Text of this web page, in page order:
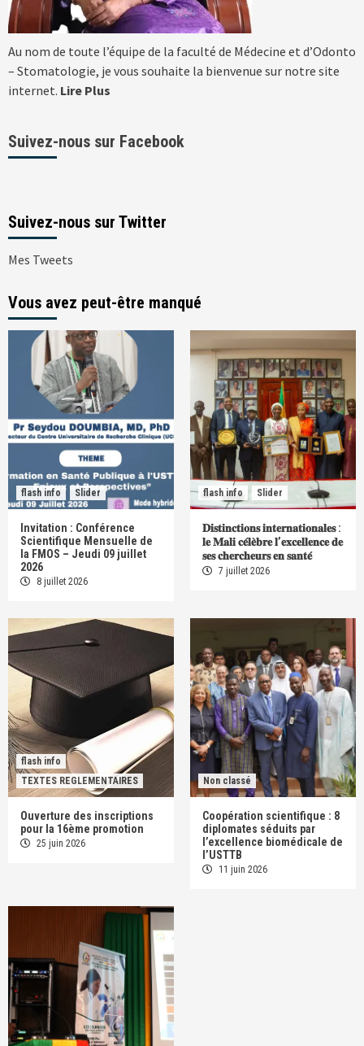
Au nom de toute l’équipe de la faculté de Médecine et d’Odonto
– Stomatologie, je vous souhaite la bienvenue sur notre site
internet. Lire Plus
Suivez-nous sur Facebook
Suivez-nous sur Twitter
Mes Tweets
Vous avez peut-être manqué
flash info Slider
Invitation : Conférence
Scientifique Mensuelle de
la FMOS – Jeudi 09 juillet
2026
8 juillet 2026
flash info Slider
𝐃𝐢𝐬𝐭𝐢𝐧𝐜𝐭𝐢𝐨𝐧𝐬 𝐢𝐧𝐭𝐞𝐫𝐧𝐚𝐭𝐢𝐨𝐧𝐚𝐥𝐞𝐬 :
𝐥𝐞 𝐌𝐚𝐥𝐢 𝐜𝐞́𝐥𝐞̀𝐛𝐫𝐞 𝐥’𝐞𝐱𝐜𝐞𝐥𝐥𝐞𝐧𝐜𝐞 𝐝𝐞
𝐬𝐞𝐬 𝐜𝐡𝐞𝐫𝐜𝐡𝐞𝐮𝐫𝐬 𝐞𝐧 𝐬𝐚𝐧𝐭𝐞́
7 juillet 2026
flash info
TEXTES REGLEMENTAIRES
Ouverture des inscriptions
pour la 16ème promotion
25 juin 2026
Non classé
Coopération scientifique : 8
diplomates séduits par
l’excellence biomédicale de
l’USTTB
11 juin 2026